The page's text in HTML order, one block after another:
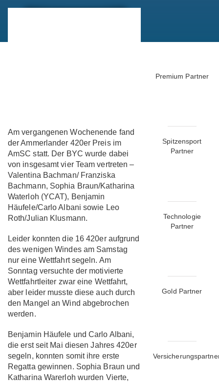
Am vergangenen Wochenende fand
der Ammerlander 420er Preis im
AmSC statt. Der BYC wurde dabei
von insgesamt vier Team vertreten –
Valentina Bachman/ Franziska
Bachmann, Sophia Braun/Katharina
Waterloh (YCAT), Benjamin
Häufele/Carlo Albani sowie Leo
Roth/Julian Klusmann.
Leider konnten die 16 420er aufgrund
des wenigen Windes am Samstag
nur eine Wettfahrt segeln. Am
Sonntag versuchte der motivierte
Wettfahrtleiter zwar eine Wettfahrt,
aber leider musste diese auch durch
den Mangel an Wind abgebrochen
werden.
Benjamin Häufele und Carlo Albani,
die erst seit Mai diesen Jahres 420er
segeln, konnten somit ihre erste
Regatta gewinnen. Sophia Braun und
Katharina Warerloh wurden Vierte,
Premium Partner
Spitzensport
Partner
Technologie
Partner
Gold Partner